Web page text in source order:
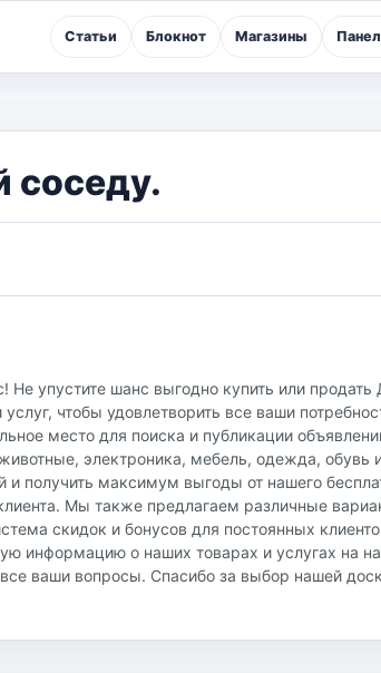
Статьи Блокнот Магазины
соседу.
упустите шанс выгодно купить или продать
чтобы удовлетворить все ваши
место для поиска и публикации
электроника, мебель, одежда, обувь
и получить максимум выгоды от нашего
Мы также предлагаем различные
скидок и бонусов для постоянных
информацию о наших товарах и услугах на
ваши вопросы. Спасибо за выбор нашей